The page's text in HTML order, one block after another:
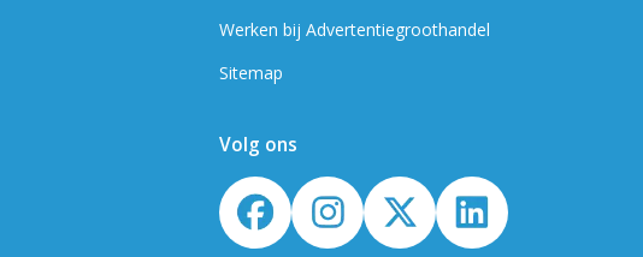
Werken bij Advertentiegroothandel
Sitemap
Volg ons